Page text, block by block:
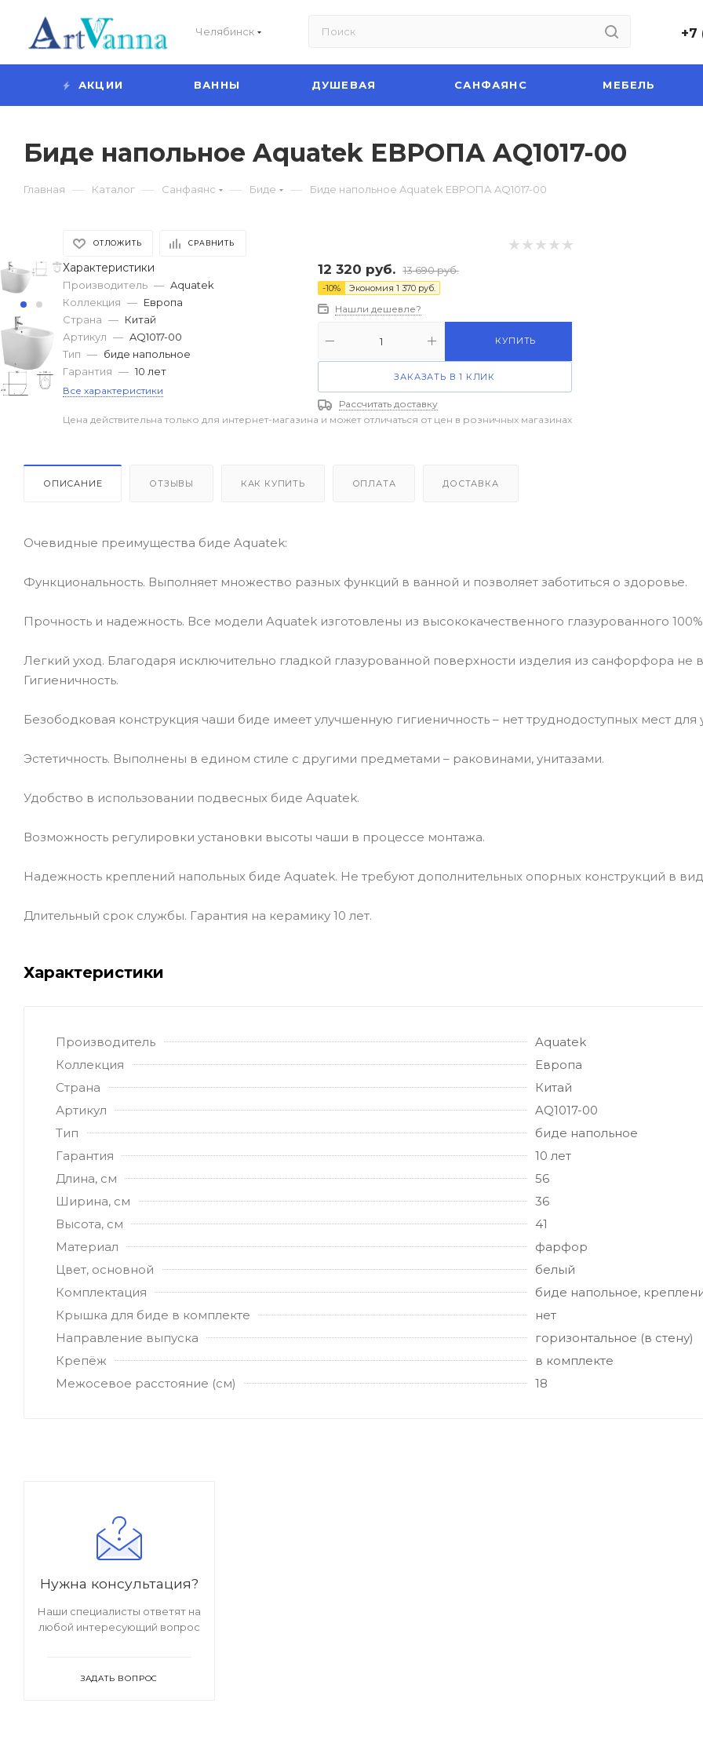
Челябинск +7
АКЦИИ ВАННЫ ДУШЕВАЯ САНФАЯНС МЕБЕЛЬ
Биде напольное Aquatek ЕВРОПА AQ1017-00
Главная — Каталог — Санфаянс — Биде — Биде напольное Aquatek ЕВРОПА AQ1017-00
ОТЛОЖИТЬ СРАВНИТЬ
Характеристики
Производитель — Aquatek
Коллекция — Европа
Страна — Китай
Артикул — AQ1017-00
Тип — биде напольное
Гарантия — 10 лет
Все характеристики
12 320 руб. 13 690руб.
-10% Экономия 1 370руб.
Нашли дешевле?
КУПИТЬ
ЗАКАЗАТЬ В 1 КЛИК
Рассчитать доставку
Цена действительна только для интернет-магазина и может отличаться от цен в розничных магазинах
ОПИСАНИЕ ОТЗЫВЫ КАК КУПИТЬ ОПЛАТА ДОСТАВКА
Очевидные преимущества биде Aquatek:
Функциональность. Выполняет множество разных функций в ванной и позволяет заботиться о здоровье.
Прочность и надежность. Все модели Aquatek изготовлены из высококачественного глазурованного
Легкий уход. Благодаря исключительно гладкой глазурованной поверхности изделия из санфорфора не
Гигиеничность.
Безободковая конструкция чаши биде имеет улучшенную гигиеничность – нет труднодоступных мест для
Эстетичность. Выполнены в едином стиле с другими предметами – раковинами, унитазами.
Удобство в использовании подвесных биде Aquatek.
Возможность регулировки установки высоты чаши в процессе монтажа.
Надежность креплений напольных биде Aquatek. Не требуют дополнительных опорных конструкций в
Длительный срок службы. Гарантия на керамику 10 лет.
Характеристики
Производитель
Aquatek
Коллекция
Европа
Страна
Китай
Артикул
AQ1017-00
Тип
биде напольное
Гарантия
10 лет
Длина, см
56
Ширина, см
36
Высота, см
41
Материал
фарфор
Цвет, основной
белый
Комплектация
биде напольное,
Крышка для биде в комплекте
нет
Направление выпуска
горизонтальное (в стену)
Крепёж
в комплекте
Межосевое расстояние (см)
18
Нужна консультация?
Наши специалисты ответят на
любой интересующий вопрос
ЗАДАТЬ ВОПРОС